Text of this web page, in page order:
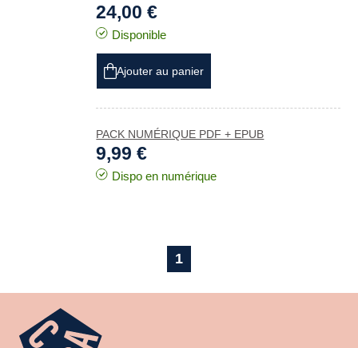
24,00 €
Disponible
Ajouter au panier
PACK NUMÉRIQUE PDF + EPUB
9,99 €
Dispo en numérique
1